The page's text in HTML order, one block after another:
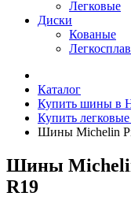
Легковые
Диски
Кованые
Каталог
Купить шины в
Купить
Шины Michelin
Шины
R19